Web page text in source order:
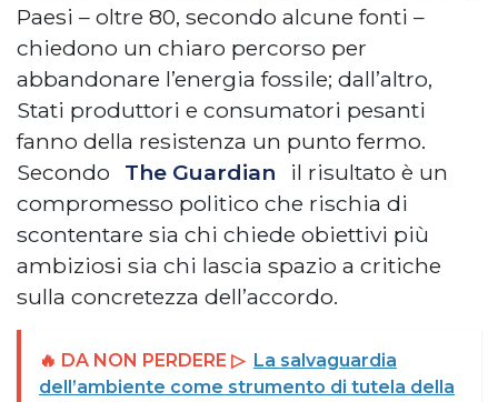
Paesi – oltre 80, secondo alcune fonti –
chiedono un chiaro percorso per
abbandonare l’energia fossile; dall’altro,
Stati produttori e consumatori pesanti
fanno della resistenza un punto fermo.
Secondo
The Guardian
il risultato è un
compromesso politico che rischia di
scontentare sia chi chiede obiettivi più
ambiziosi sia chi lascia spazio a critiche
sulla concretezza dell’accordo.
🔥 DA NON PERDERE ▷ La salvaguardia
dell’ambiente come strumento di tutela della